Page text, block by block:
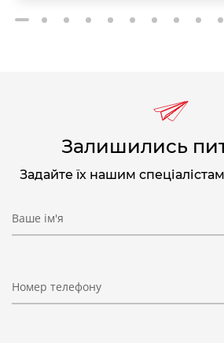
2 3 4 5 6 7 8 9 10
Залишились
Задайте їх нашим
Ваше ім'я
Номер телефону